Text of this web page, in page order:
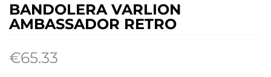
BANDOLERA VARLION
AMBASSADOR RETRO
€65.33